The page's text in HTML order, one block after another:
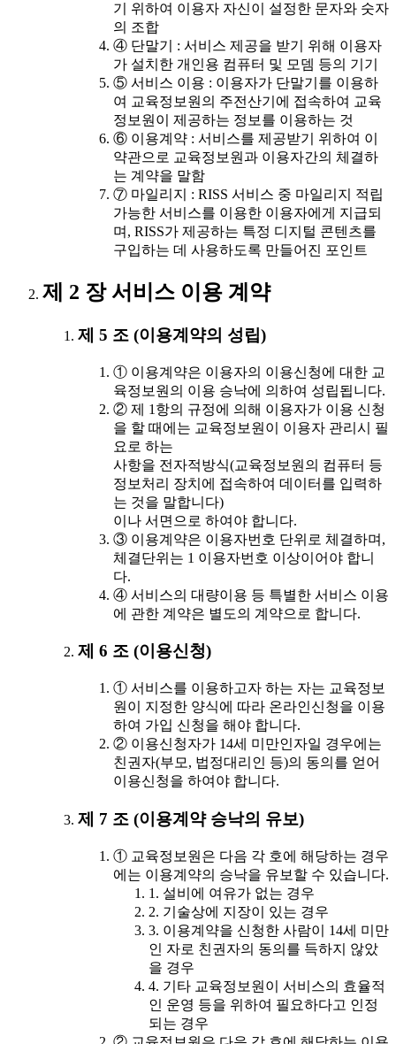
기 위하여 이용자 자신이 설정한 문자와 숫자
의 조합
④ 단말기 : 서비스 제공을 받기 위해 이용자
가 설치한 개인용 컴퓨터 및 모뎀 등의 기기
⑤ 서비스 이용 : 이용자가 단말기를 이용하
여 교육정보원의 주전산기에 접속하여 교육
정보원이 제공하는 정보를 이용하는 것
⑥ 이용계약 : 서비스를 제공받기 위하여 이
약관으로 교육정보원과 이용자간의 체결하
는 계약을 말함
⑦ 마일리지 : RISS 서비스 중 마일리지 적립
가능한 서비스를 이용한 이용자에게 지급되
며, RISS가 제공하는 특정 디지털 콘텐츠를
구입하는 데 사용하도록 만들어진 포인트
제 2 장 서비스 이용 계약
제 5 조 (이용계약의 성립)
① 이용계약은 이용자의 이용신청에 대한 교
육정보원의 이용 승낙에 의하여 성립됩니다.
② 제 1항의 규정에 의해 이용자가 이용 신청
을 할 때에는 교육정보원이 이용자 관리시 필
요로 하는
사항을 전자적방식(교육정보원의 컴퓨터 등
정보처리 장치에 접속하여 데이터를 입력하
는 것을 말합니다)
이나 서면으로 하여야 합니다.
③ 이용계약은 이용자번호 단위로 체결하며,
체결단위는 1 이용자번호 이상이어야 합니
다.
④ 서비스의 대량이용 등 특별한 서비스 이용
에 관한 계약은 별도의 계약으로 합니다.
제 6 조 (이용신청)
① 서비스를 이용하고자 하는 자는 교육정보
원이 지정한 양식에 따라 온라인신청을 이용
하여 가입 신청을 해야 합니다.
② 이용신청자가 14세 미만인자일 경우에는
친권자(부모, 법정대리인 등)의 동의를 얻어
이용신청을 하여야 합니다.
제 7 조 (이용계약 승낙의 유보)
① 교육정보원은 다음 각 호에 해당하는 경우
에는 이용계약의 승낙을 유보할 수 있습니다.
1. 설비에 여유가 없는 경우
2. 기술상에 지장이 있는 경우
3. 이용계약을 신청한 사람이 14세 미만
인 자로 친권자의 동의를 득하지 않았
을 경우
4. 기타 교육정보원이 서비스의 효율적
인 운영 등을 위하여 필요하다고 인정
되는 경우